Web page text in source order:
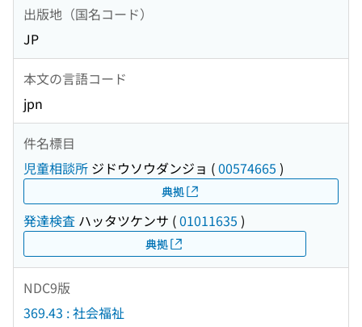
出版地（国名コード）
JP
本文の言語コード
jpn
件名標目
児童相談所 ジドウソウダンジョ (00574665 )
典拠
発達検査 ハッタツケンサ (01011635 )
典拠
NDC9版
369.43 : 社会福祉